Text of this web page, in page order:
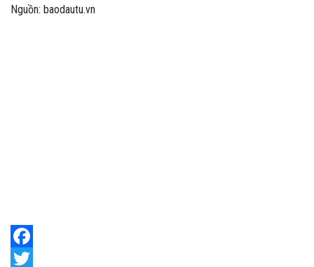
Nguồn: baodautu.vn
Facebook